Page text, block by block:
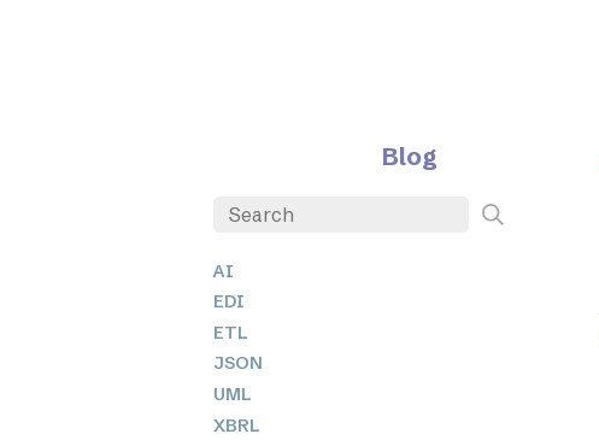
Blog
AI
EDI
ETL
JSON
UML
XBRL